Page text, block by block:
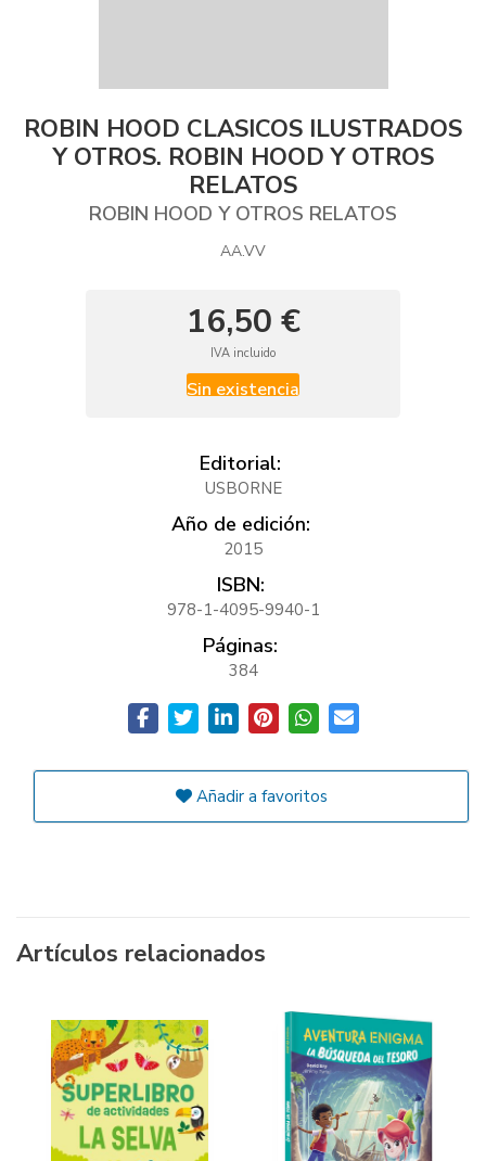
ROBIN HOOD CLASICOS ILUSTRADOS
Y OTROS. ROBIN HOOD Y OTROS
RELATOS
ROBIN HOOD Y OTROS RELATOS
AA.VV
16,50 €
IVA incluido
Sin existencia
Editorial:
USBORNE
Año de edición:
2015
ISBN:
978-1-4095-9940-1
Páginas:
384
Añadir a favoritos
Artículos relacionados